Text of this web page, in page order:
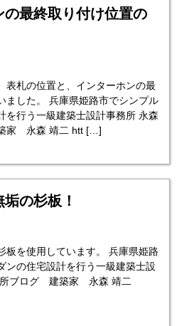
最終取り付け位置の
表札の位置と、インターホンの最
ました。 兵庫県姫路市でシンプル
を行う一級建築士設計事務所 永森
家 永森 靖二 htt […]
の杉板！
板を使用しています。 兵庫県姫路
ンの住宅設計を行う一級建築士設
所ブログ 建築家 永森 靖二